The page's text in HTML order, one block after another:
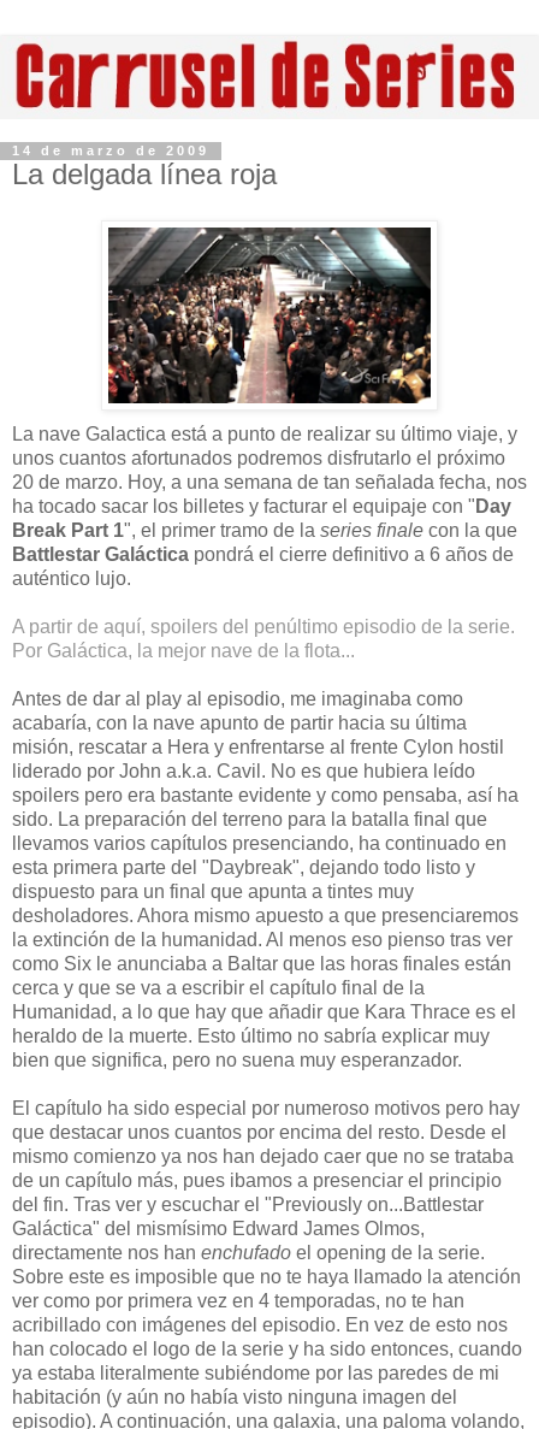
14 de marzo de 2009
La delgada línea roja
La nave Galactica está a punto de realizar su último viaje, y
unos cuantos afortunados podremos disfrutarlo el próximo
20 de marzo. Hoy, a una semana de tan señalada fecha, nos
ha tocado sacar los billetes y facturar el equipaje con " Day
Break Part 1", el primer tramo de la series finale con la que
Battlestar Galáctica pondrá el cierre definitivo a 6 años de
auténtico lujo.
A partir de aquí, spoilers del penúltimo episodio de la serie.
Por Galáctica, la mejor nave de la flota...
Antes de dar al play al episodio, me imaginaba como
acabaría, con la nave apunto de partir hacia su última
misión, rescatar a Hera y enfrentarse al frente Cylon hostil
liderado por John a.k.a. Cavil. No es que hubiera leído
spoilers pero era bastante evidente y como pensaba, así ha
sido. La preparación del terreno para la batalla final que
llevamos varios capítulos presenciando, ha continuado en
esta primera parte del "Daybreak", dejando todo listo y
dispuesto para un final que apunta a tintes muy
desholadores. Ahora mismo apuesto a que presenciaremos
la extinción de la humanidad. Al menos eso pienso tras ver
como Six le anunciaba a Baltar que las horas finales están
cerca y que se va a escribir el capítulo final de la
Humanidad, a lo que hay que añadir que Kara Thrace es el
heraldo de la muerte. Esto último no sabría explicar muy
bien que significa, pero no suena muy esperanzador.
El capítulo ha sido especial por numeroso motivos pero hay
que destacar unos cuantos por encima del resto. Desde el
mismo comienzo ya nos han dejado caer que no se trataba
de un capítulo más, pues ibamos a presenciar el principio
del fin. Tras ver y escuchar el "Previously on...Battlestar
Galáctica" del mismísimo Edward James Olmos,
directamente nos han enchufado el opening de la serie.
Sobre este es imposible que no te haya llamado la atención
ver como por primera vez en 4 temporadas, no te han
acribillado con imágenes del episodio. En vez de esto nos
han colocado el logo de la serie y ha sido entonces, cuando
ya estaba literalmente subiéndome por las paredes de mi
habitación (y aún no había visto ninguna imagen del
episodio). A continuación, una galaxia, una paloma volando,